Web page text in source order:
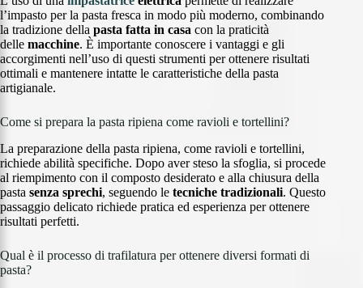
l’impasto per la pasta fresca in modo più moderno, combinando
la tradizione della pasta fatta in casa con la praticità
delle macchine. È importante conoscere i vantaggi e gli
accorgimenti nell’uso di questi strumenti per ottenere risultati
ottimali e mantenere intatte le caratteristiche della pasta
artigianale.
Come si prepara la pasta ripiena come ravioli e tortellini?
La preparazione della pasta ripiena, come ravioli e tortellini,
richiede abilità specifiche. Dopo aver steso la sfoglia, si procede
al riempimento con il composto desiderato e alla chiusura della
pasta senza sprechi, seguendo le tecniche tradizionali. Questo
passaggio delicato richiede pratica ed esperienza per ottenere
risultati perfetti.
Qual è il processo di trafilatura per ottenere diversi formati di
pasta?